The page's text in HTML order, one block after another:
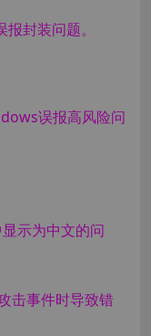
封装问题。
误报高风险问
示为中文的问
击事件时导致错